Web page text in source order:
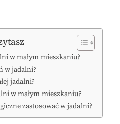
w małym mieszkaniu?
w jadalni?
jadalni?
w małym mieszkaniu?
zastosować w jadalni?